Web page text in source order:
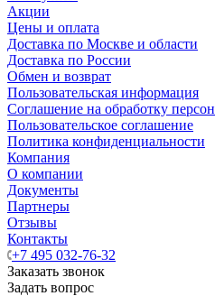
Акции
Цены и оплата
Доставка по Москве и области
Доставка по России
Обмен и возврат
Пользовательская информация
Соглашение на обработку
Пользовательское соглашение
Политика конфиденциальности
Компания
О компании
Документы
Партнеры
Отзывы
Контакты
+7 495 032-76-32
Заказать звонок
Задать вопрос